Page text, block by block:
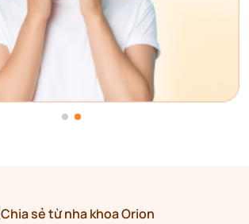
Chia sẻ từ nha khoa Orion